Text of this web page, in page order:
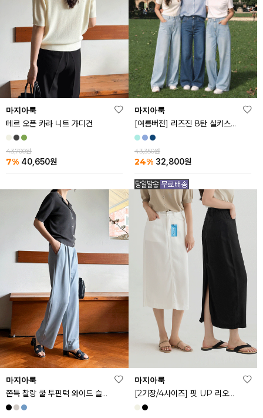
마지아룩
테르 오픈 카라 니트 가디건
43,700원
7% 40,650원
마지아룩
[여름버전] 리즈진 8탄 실키스판 와이드 아이스 데님 팬츠
43,350원
24% 32,800원
마지아룩
쫀득 찰랑 쿨 투핀턱 와이드 슬랙스
마지아룩
[2기장/4사이즈] 핏 UP 리오셀 스판 스커트